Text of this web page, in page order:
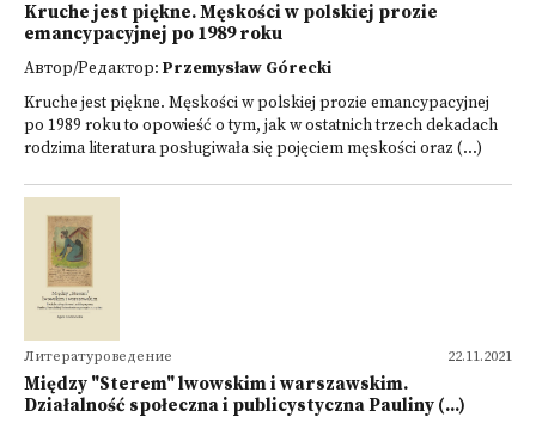
Kruche jest piękne. Męskości w polskiej prozie
emancypacyjnej po 1989 roku
Автор/Редактор: Przemysław Górecki
Kruche jest piękne. Męskości w polskiej prozie emancypacyjnej
po 1989 roku to opowieść o tym, jak w ostatnich trzech dekadach
rodzima literatura posługiwała się pojęciem męskości oraz (...)
22.11.2021
Литературоведение
Między "Sterem" lwowskim i warszawskim.
Działalność społeczna i publicystyczna Pauliny (...)